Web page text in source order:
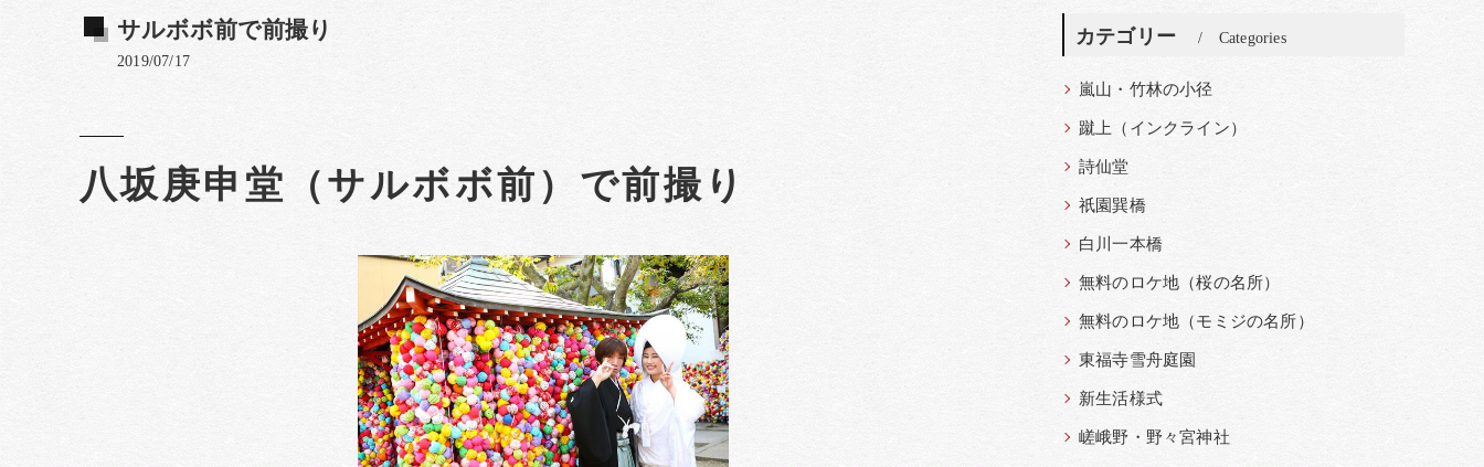
サルボボ前で前撮り
2019/07/17
八坂庚申堂（サルボボ前）で前撮り
カテゴリー Categories
嵐山・竹林の小径
蹴上（インクライン）
詩仙堂
祇園巽橋
白川一本橋
無料のロケ地（桜の名所）
無料のロケ地（モミジの名所）
東福寺雪舟庭園
新生活様式
嵯峨野・野々宮神社